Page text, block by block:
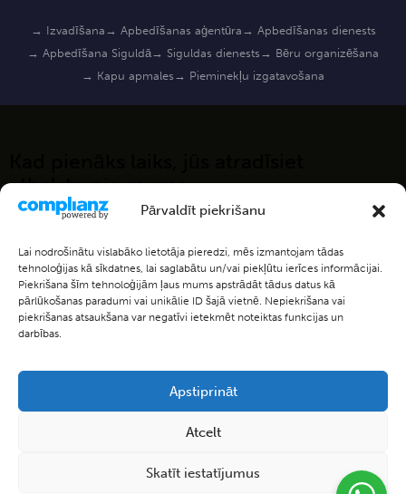
Pārvaldīt piekrišanu
Lai nodrošinātu vislabāko lietotāja pieredzi, mēs izmantojam tādas
tehnoloģijas kā sīkdatnes, lai saglabātu un/vai piekļūtu ierīces informācijai.
Piekrišana šīm tehnoloģijām ļaus mums apstrādāt tādus datus kā
pārlūkošanas paradumi vai unikālie ID šajā vietnē. Nepiekrišana vai
piekrišanas atsaukšana var negatīvi ietekmēt noteiktas funkcijas un
darbības.
Apstiprināt
Atcelt
Skatīt iestatījumus
→ Izvadīšana → Apbedīšanas aģentūra → Apbedīšanas dienests
→ Apbedīšana Siguldā→ Siguldas dienests → Bēru organizēšana
→ Kapu apmales → Pieminekļu izgatavošana
atbalstu pie mums
Leona Paegles iela 9
Sigulda, LV-2150
Siguldas apbedīšanas birojs